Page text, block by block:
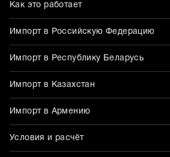
Как это работает
Импорт в Российскую Федерацию
Импорт в Республику Беларусь
Импорт в Казахстан
Импорт в Армению
Условия и расчёт